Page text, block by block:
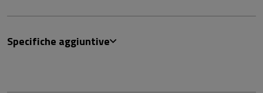
Specifiche aggiuntive